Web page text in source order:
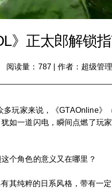
》正太郎解锁
阅读量：787 作者：超级管
玩家来说，《GTAOnline
如一道闪电，瞬间点燃了玩
个角色的意义又在哪里？
其纯粹的日系风格，带有一